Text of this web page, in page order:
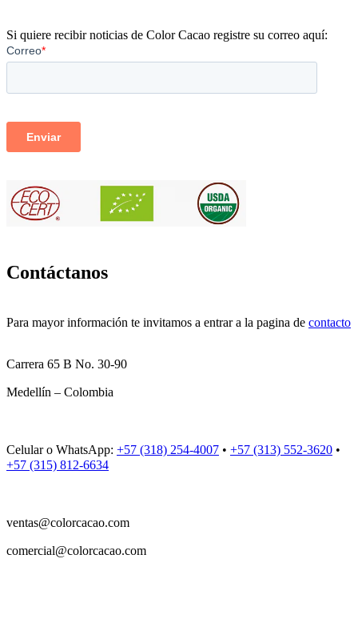
Si quiere recibir noticias de Color Cacao registre su correo aquí:
Contáctanos
Para mayor información te invitamos a entrar a la pagina de contacto
Carrera 65 B No. 30-90
Medellín – Colombia
Celular o WhatsApp: +57 (318) 254-4007 • +57 (313) 552-3620 •
+57 (315) 812-6634
ventas@colorcacao.com
comercial@colorcacao.com